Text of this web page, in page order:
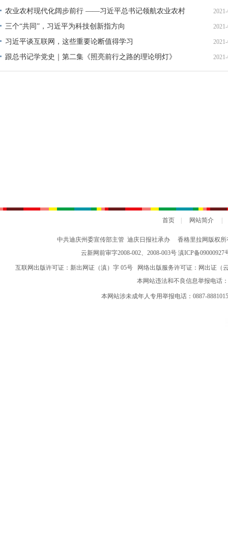
2018年国家网络安全宣传周 首届中国国际进口博览会 2020网络
春节期间侵犯假冒行为专项整治 网络中国节·春节
农业农村现代化阔步前行 ——习近平总书记领航农业农村
高质量发展（之三）
三个“共同”，习近平为科技创新指方向
习近平谈互联网，这些重要论断值得学习
跟总书记学党史｜第二集《照亮前行之路的理论明灯》